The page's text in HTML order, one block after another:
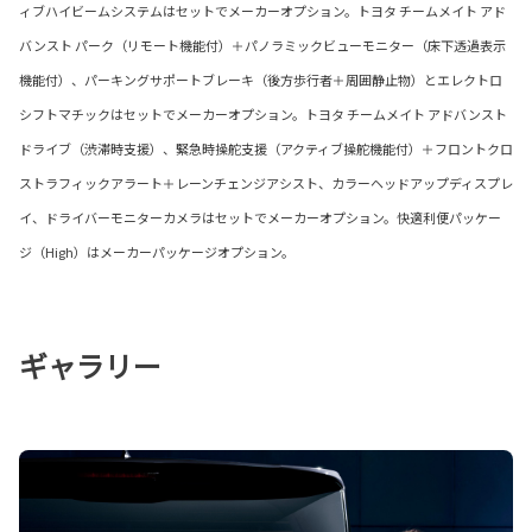
ィブハイビームシステムはセットでメーカーオプション。トヨタ チームメイト アド
バンスト パーク（リモート機能付）＋パノラミックビューモニター（床下透過表示
機能付）、パーキングサポートブレーキ（後方歩行者＋周囲静止物）とエレクトロ
シフトマチックはセットでメーカーオプション。トヨタ チームメイト アドバンスト
ドライブ（渋滞時支援）、緊急時操舵支援（アクティブ操舵機能付）＋フロントクロ
ストラフィックアラート＋レーンチェンジアシスト、カラーヘッドアップディスプレ
イ、ドライバーモニターカメラはセットでメーカーオプション。快適利便パッケー
ジ（High）はメーカーパッケージオプション。
ギャラリー